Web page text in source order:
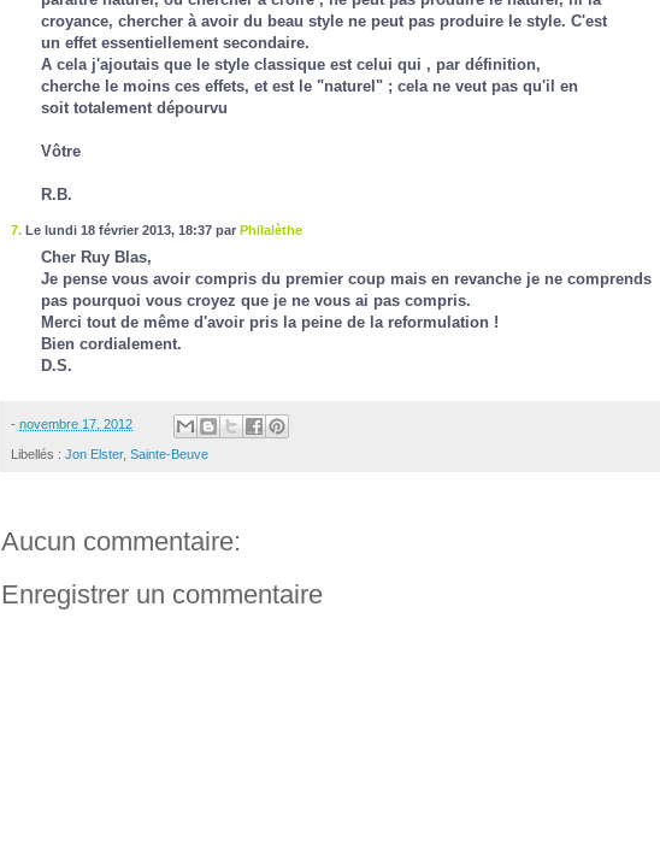
croyance, chercher à avoir du beau style ne peut pas produire le style. C'est
un effet essentiellement secondaire.
A cela j'ajoutais que le style classique est celui qui , par définition,
cherche le moins ces effets, et est le "naturel" ; cela ne veut pas qu'il en
soit totalement dépourvu
Vôtre
R.B.
7. Le lundi 18 février 2013, 18:37 par Philalèthe
Cher Ruy Blas,
Je pense vous avoir compris du premier coup mais en revanche je ne comprends
pas pourquoi vous croyez que je ne vous ai pas compris.
Merci tout de même d'avoir pris la peine de la reformulation !
Bien cordialement.
D.S.
- novembre 17, 2012
Libellés : Jon Elster, Sainte-Beuve
Aucun commentaire:
Enregistrer un commentaire